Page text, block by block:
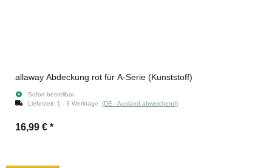
allaway Abdeckung rot für A-Serie (Kunststoff)
Sofort bestellbar
Lieferzeit: 1 - 3 Werktage (DE - Ausland abweichend)
16,99 € *